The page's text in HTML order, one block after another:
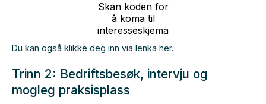
Skan koden for
å koma til
interesseskjema
Du kan også klikke deg inn via lenka her.
Trinn 2: Bedriftsbesøk, intervju og
mogleg praksisplass